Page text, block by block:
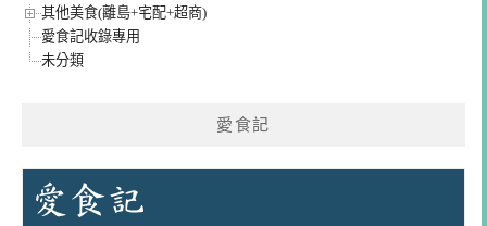
其他美食(離島+宅配+超商)
愛食記收錄專用
未分類
愛食記